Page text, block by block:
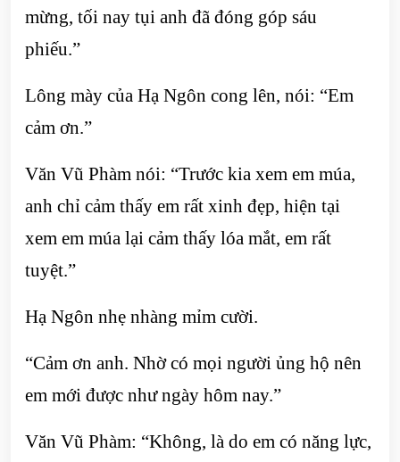
mừng, tối nay tụi anh đã đóng góp sáu
phiếu.”
Lông mày của Hạ Ngôn cong lên, nói: “Em
cảm ơn.”
Văn Vũ Phàm nói: “Trước kia xem em múa,
anh chỉ cảm thấy em rất xinh đẹp, hiện tại
xem em múa lại cảm thấy lóa mắt, em rất
tuyệt.”
Hạ Ngôn nhẹ nhàng mỉm cười.
“Cảm ơn anh. Nhờ có mọi người ủng hộ nên
em mới được như ngày hôm nay.”
Văn Vũ Phàm: “Không, là do em có năng lực,